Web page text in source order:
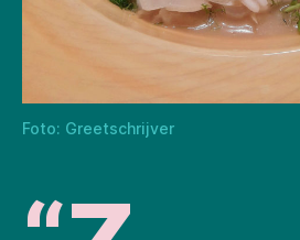
Foto: Greetschrijver